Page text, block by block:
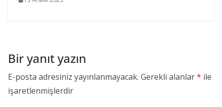
Bir yanıt yazın
E-posta adresiniz yayınlanmayacak. Gerekli alanlar* ile
işaretlenmişlerdir